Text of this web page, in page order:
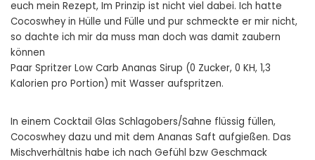
euch mein Rezept, Im Prinzip ist nicht viel dabei. Ich hatte
Cocoswhey in Hülle und Fülle und pur schmeckte er mir nicht,
so dachte ich mir da muss man doch was damit zaubern
können
Paar Spritzer Low Carb Ananas Sirup (0 Zucker, 0 KH, 1,3
Kalorien pro Portion) mit Wasser aufspritzen.
In einem Cocktail Glas Schlagobers/Sahne flüssig füllen,
Cocoswhey dazu und mit dem Ananas Saft aufgießen. Das
Mischverhältnis habe ich nach Gefühl bzw Geschmack